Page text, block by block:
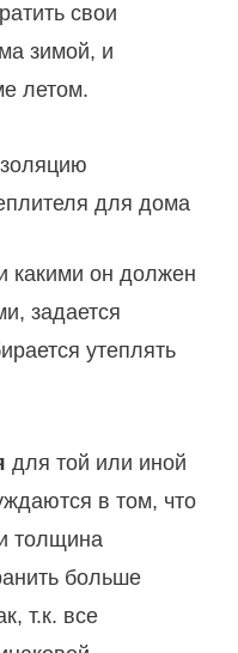
свои
зимой, и
летом.
для дома
какими он должен
задается
утеплять
для той или иной
в том, что
толщина
больше
т.к. все